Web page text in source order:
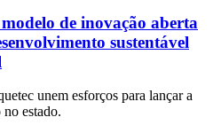
de inovação aberta
sustentável
unem esforços para lançar a
estado.